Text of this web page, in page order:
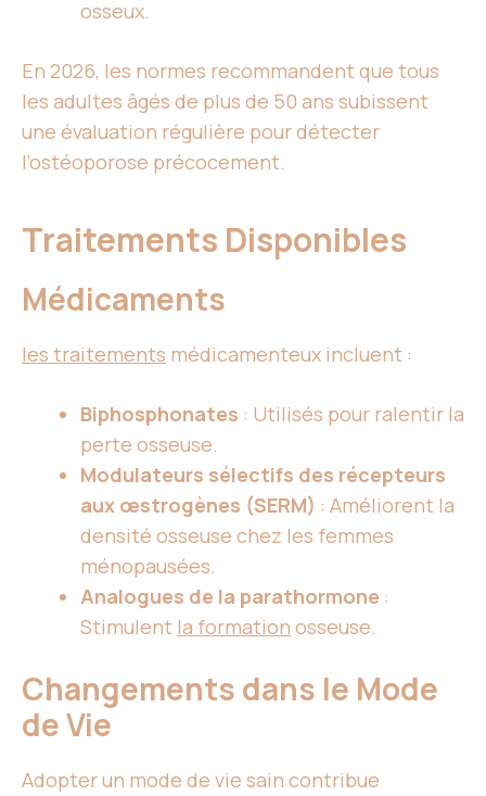
osseux.
En 2026, les normes recommandent que tous
les adultes âgés de plus de 50 ans subissent
une évaluation régulière pour détecter
l’ostéoporose précocement.
Traitements Disponibles
Médicaments
les traitements médicamenteux incluent :
Biphosphonates : Utilisés pour ralentir la
perte osseuse.
Modulateurs sélectifs des récepteurs
aux œstrogènes (SERM) : Améliorent la
densité osseuse chez les femmes
ménopausées.
Analogues de la parathormone :
Stimulent la formation osseuse.
Changements dans le Mode
de Vie
Adopter un mode de vie sain contribue